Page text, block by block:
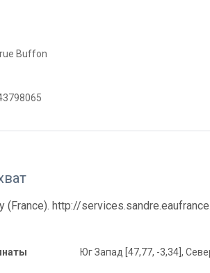
rue Buffon
(France). http://
Юг Запад [47,77, -3,34],